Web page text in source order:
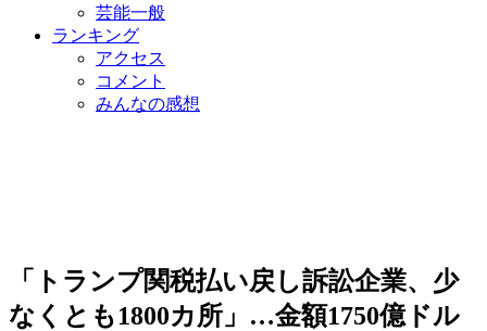
芸能一般
ランキング
アクセス
コメント
みんなの感想
「トランプ関税払い戻し訴訟企業、少
なくとも1800カ所」…金額1750億ドル